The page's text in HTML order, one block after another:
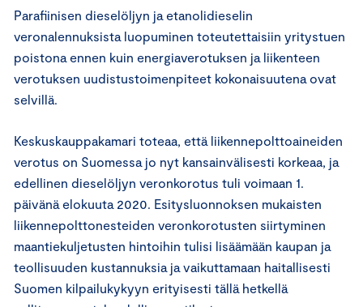
Parafiinisen dieselöljyn ja etanolidieselin
veronalennuksista luopuminen toteutettaisiin yritystuen
poistona ennen kuin energiaverotuksen ja liikenteen
verotuksen uudistustoimenpiteet kokonaisuutena ovat
selvillä.
Keskuskauppakamari toteaa, että liikennepolttoaineiden
verotus on Suomessa jo nyt kansainvälisesti korkeaa, ja
edellinen dieselöljyn veronkorotus tuli voimaan 1.
päivänä elokuuta 2020. Esitysluonnoksen mukaisten
liikennepolttonesteiden veronkorotusten siirtyminen
maantiekuljetusten hintoihin tulisi lisäämään kaupan ja
teollisuuden kustannuksia ja vaikuttamaan haitallisesti
Suomen kilpailukykyyn erityisesti tällä hetkellä